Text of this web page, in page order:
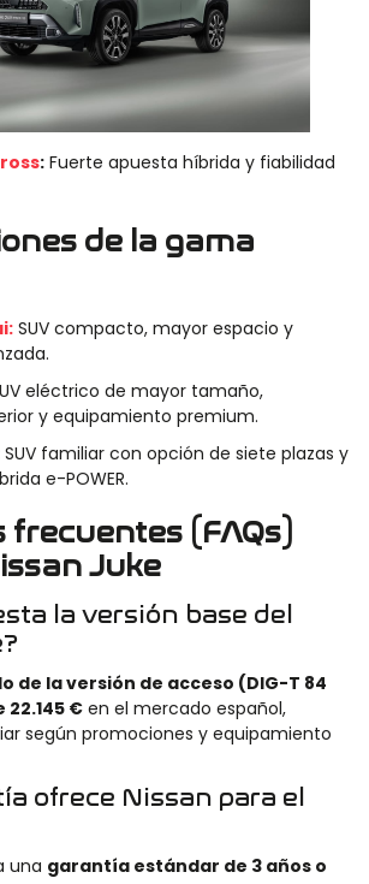
: Fuerte apuesta híbrida y fiabilidad
de la gama
SUV compacto, mayor espacio y
eléctrico de mayor tamaño,
y equipamiento premium.
SUV familiar con opción de siete plazas y
e-POWER.
frecuentes (FAQs)
Juke
la versión base del
de la versión de acceso (DIG-T 84
22.145 € en el mercado español,
según promociones y equipamiento
ofrece Nissan para el
una garantía estándar de 3 años o